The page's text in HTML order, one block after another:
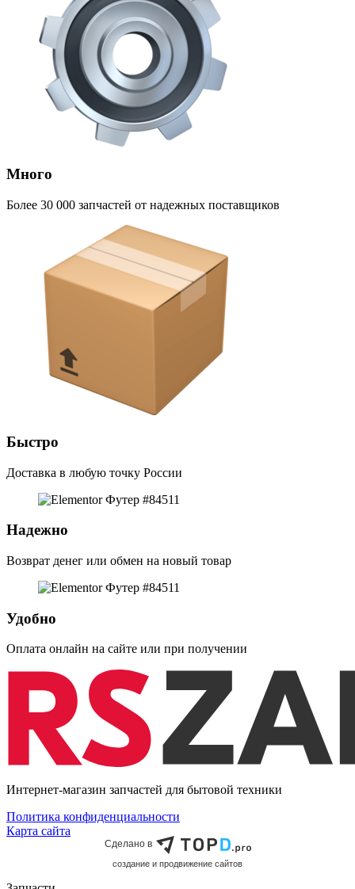
Много
Более 30 000 запчастей от надежных поставщиков
Быстро
Доставка в любую точку России
Надежно
Возврат денег или обмен на новый товар
Удобно
Оплата онлайн на сайте или при получении
Интернет-магазин запчастей для бытовой техники
Политика конфиденциальности
Карта сайта
Сделано в
cоздание и продвижение сайтов